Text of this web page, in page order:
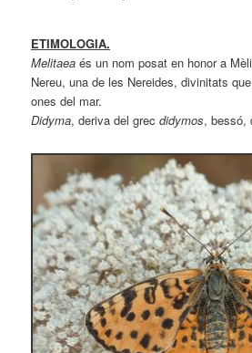
ETIMOLOGIA.
Melitaea és un nom posat en honor a
Nereu, una de les Nereides, divinitats
ones del mar.
Didyma, deriva del grecdidymos, bessó,